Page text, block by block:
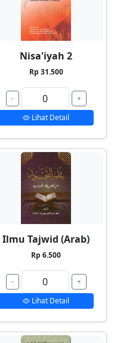
Nisa'iyah 2
Rp 31.500
-
+
Lihat Detail
Ilmu Tajwid (Arab)
Rp 6.500
-
+
Lihat Detail